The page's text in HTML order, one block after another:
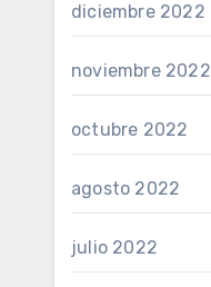
diciembre 2022
noviembre 2022
octubre 2022
agosto 2022
julio 2022